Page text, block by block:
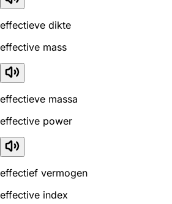
effectieve dikte
effective mass
effectieve massa
effective power
effectief vermogen
effective index